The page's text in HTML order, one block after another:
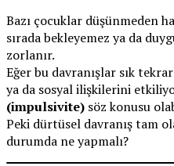
Bazı çocuklar düşünmeden
sırada bekleyemez ya da
zorlanır.
Eğer bu davranışlar sık
ya da sosyal ilişkilerini
(impulsivite) söz konusu
Peki dürtüsel davranış tam
durumda ne yapmalı?